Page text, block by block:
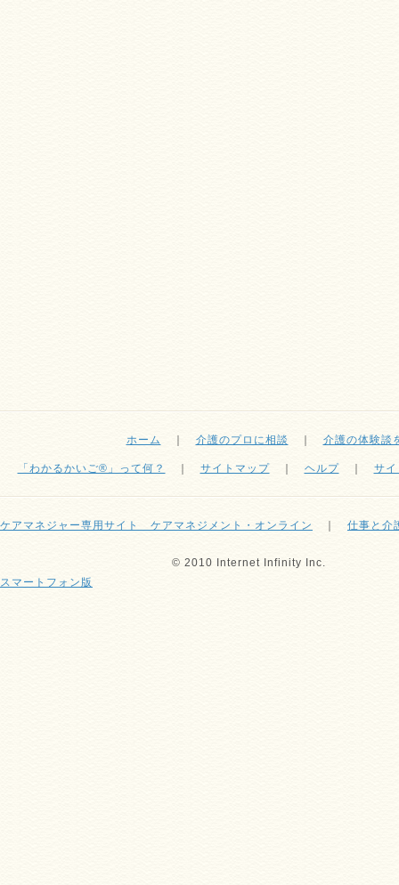
ホーム 介護のプロに相談 介護の体験談
「わかるかいご®」って何？ サイトマップ｜ ヘルプ｜ サ
ケアマネジャー専用サイト ケアマネジメント・オンライン 仕事と介
© 2010 Internet Infinity Inc.
スマートフォン版